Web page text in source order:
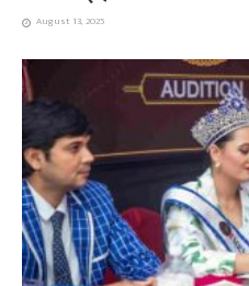
August 13, 2025